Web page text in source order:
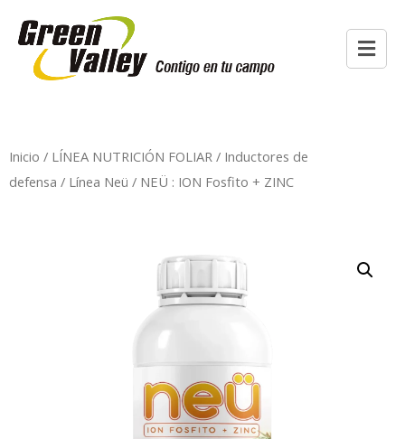
Inicio / LÍNEA NUTRICIÓN FOLIAR / Inductores de
defensa / Línea Neü / NEÜ : ION Fosfito + ZINC